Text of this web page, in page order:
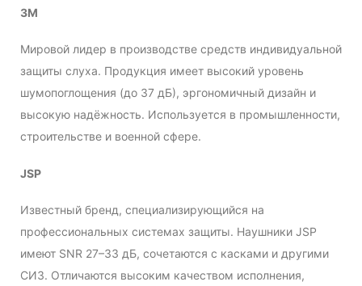
3M
Мировой лидер в производстве средств индивидуальной
защиты слуха. Продукция имеет высокий уровень
шумопоглощения (до 37 дБ), эргономичный дизайн и
высокую надёжность. Используется в промышленности,
строительстве и военной сфере.
JSP
Известный бренд, специализирующийся на
профессиональных системах защиты. Наушники JSP
имеют SNR 27–33 дБ, сочетаются с касками и другими
СИЗ. Отличаются высоким качеством исполнения,